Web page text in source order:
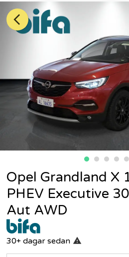
Opel Grandland X
PHEV Executive
Aut AWD
30+ dagar sedan